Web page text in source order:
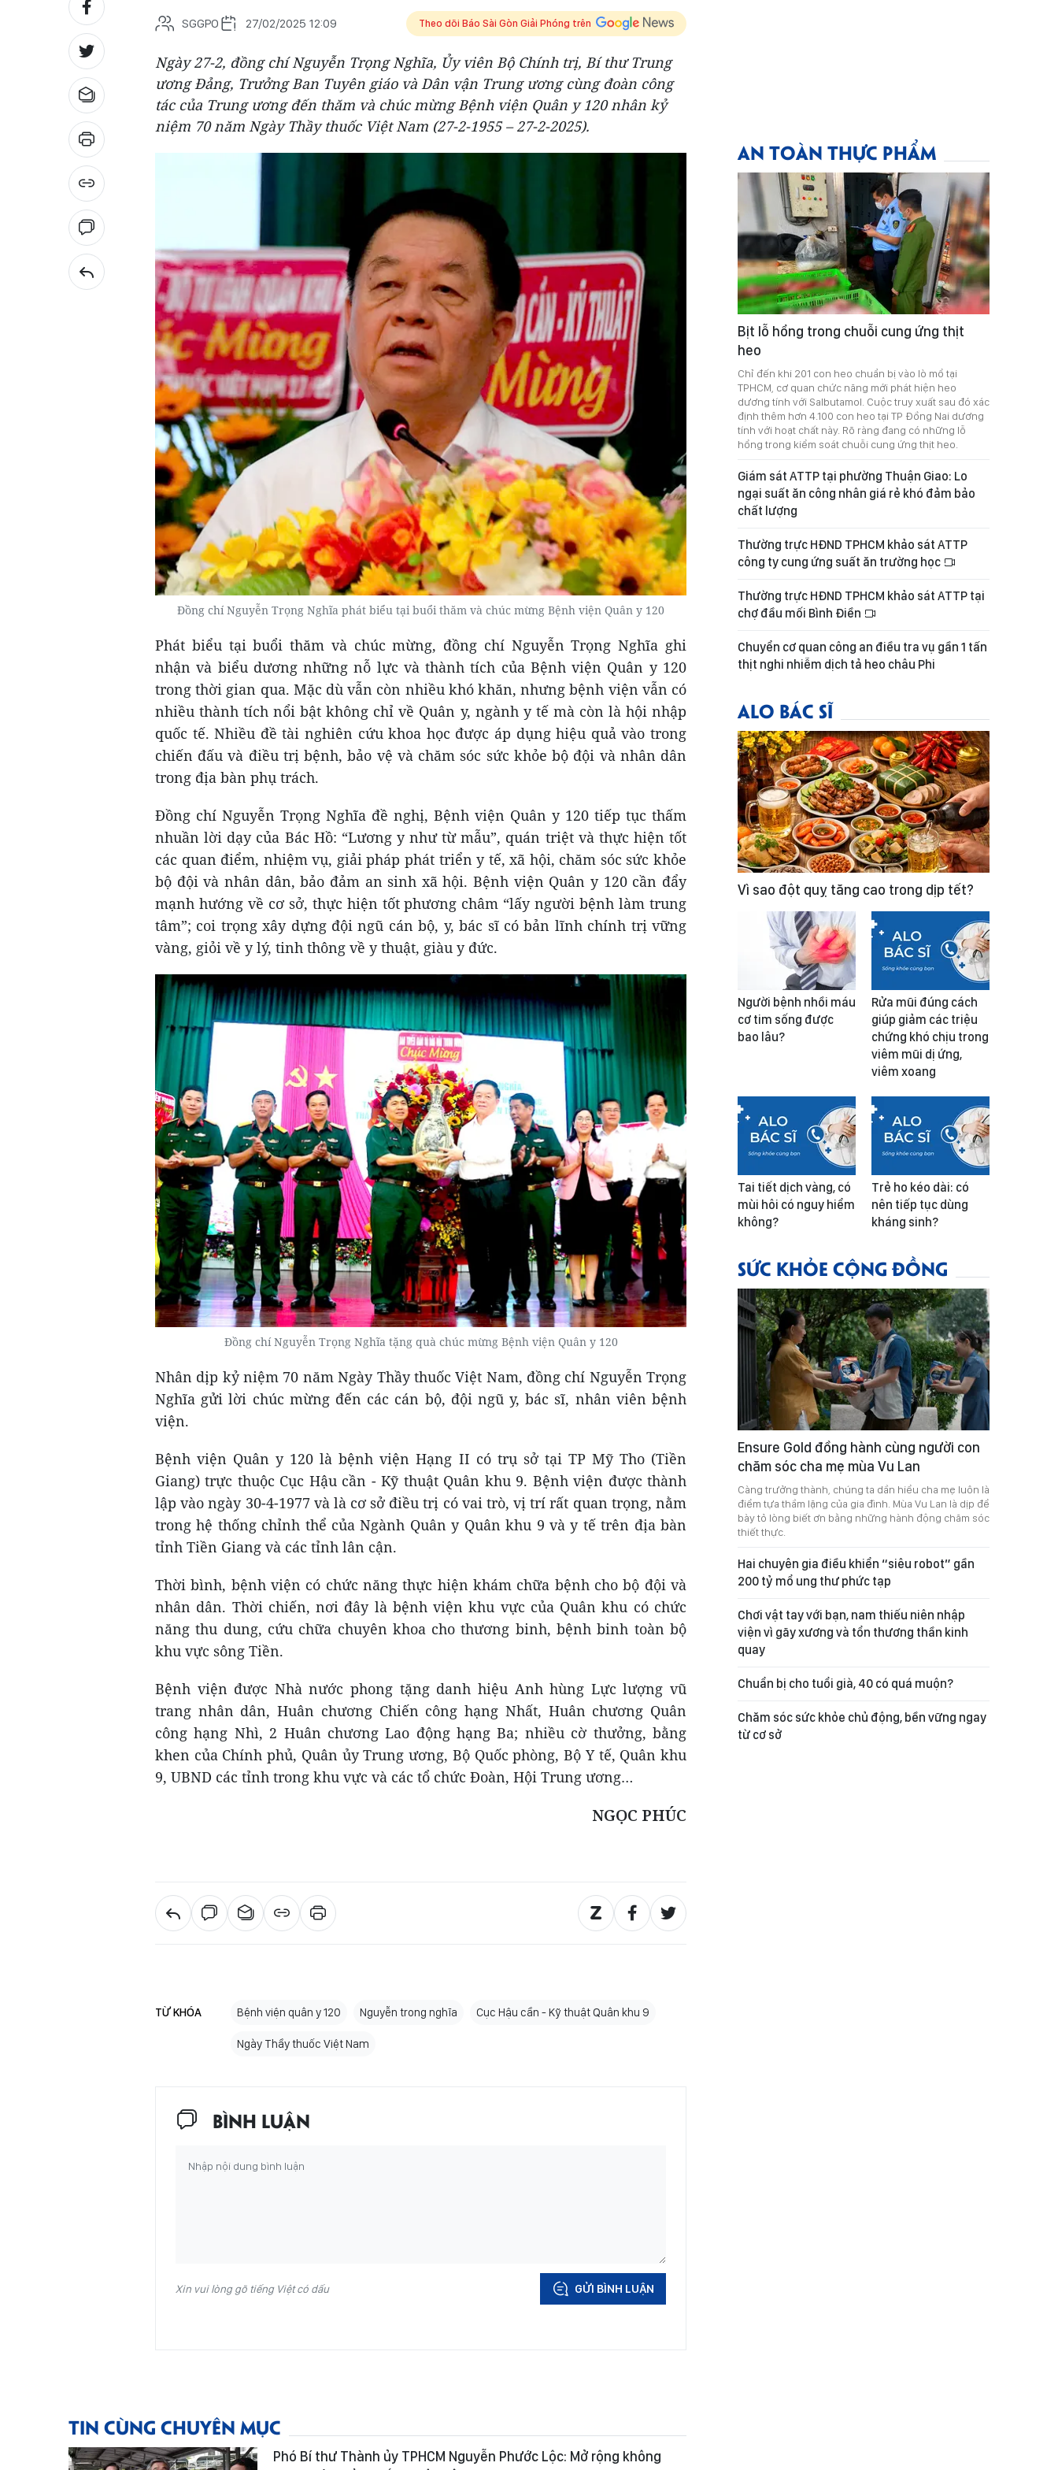
SGGPO 27/02/2025 12:09 Theo dõi Báo Sài Gòn Giải Phóng trên
Ngày 27-2, đồng chí Nguyễn Trọng Nghĩa, Ủy viên Bộ Chính trị, Bí thư Trung
ương Đảng, Trưởng Ban Tuyên giáo và Dân vận Trung ương cùng đoàn công
tác của Trung ương đến thăm và chúc mừng Bệnh viện Quân y 120 nhân kỷ
niệm 70 năm Ngày Thầy thuốc Việt Nam (27-2-1955 – 27-2-2025).
Đồng chí Nguyễn Trọng Nghĩa phát biểu tại buổi thăm và chúc mừng Bệnh viện Quân y 120
Phát biểu tại buổi thăm và chúc mừng, đồng chí Nguyễn Trọng Nghĩa ghi
nhận và biểu dương những nỗ lực và thành tích của Bệnh viện Quân y 120
trong thời gian qua. Mặc dù vẫn còn nhiều khó khăn, nhưng bệnh viện vẫn có
nhiều thành tích nổi bật không chỉ về Quân y, ngành y tế mà còn là hội nhập
quốc tế. Nhiều đề tài nghiên cứu khoa học được áp dụng hiệu quả vào trong
chiến đấu và điều trị bệnh, bảo vệ và chăm sóc sức khỏe bộ đội và nhân dân
trong địa bàn phụ trách.
Đồng chí Nguyễn Trọng Nghĩa đề nghị, Bệnh viện Quân y 120 tiếp tục thấm
nhuần lời dạy của Bác Hồ: “Lương y như từ mẫu”, quán triệt và thực hiện tốt
các quan điểm, nhiệm vụ, giải pháp phát triển y tế, xã hội, chăm sóc sức khỏe
bộ đội và nhân dân, bảo đảm an sinh xã hội. Bệnh viện Quân y 120 cần đẩy
mạnh hướng về cơ sở, thực hiện tốt phương châm “lấy người bệnh làm trung
tâm”; coi trọng xây dựng đội ngũ cán bộ, y, bác sĩ có bản lĩnh chính trị vững
vàng, giỏi về y lý, tinh thông về y thuật, giàu y đức.
Đồng chí Nguyễn Trọng Nghĩa tặng quà chúc mừng Bệnh viện Quân y 120
Nhân dịp kỷ niệm 70 năm Ngày Thầy thuốc Việt Nam, đồng chí Nguyễn Trọng
Nghĩa gửi lời chúc mừng đến các cán bộ, đội ngũ y, bác sĩ, nhân viên bệnh
viện.
Bệnh viện Quân y 120 là bệnh viện Hạng II có trụ sở tại TP Mỹ Tho (Tiền
Giang) trực thuộc Cục Hậu cần - Kỹ thuật Quân khu 9. Bệnh viện được thành
lập vào ngày 30-4-1977 và là cơ sở điều trị có vai trò, vị trí rất quan trọng, nằm
trong hệ thống chỉnh thể của Ngành Quân y Quân khu 9 và y tế trên địa bàn
tỉnh Tiền Giang và các tỉnh lân cận.
Thời bình, bệnh viện có chức năng thực hiện khám chữa bệnh cho bộ đội và
nhân dân. Thời chiến, nơi đây là bệnh viện khu vực của Quân khu có chức
năng thu dung, cứu chữa chuyên khoa cho thương binh, bệnh binh toàn bộ
khu vực sông Tiền.
Bệnh viện được Nhà nước phong tặng danh hiệu Anh hùng Lực lượng vũ
trang nhân dân, Huân chương Chiến công hạng Nhất, Huân chương Quân
công hạng Nhì, 2 Huân chương Lao động hạng Ba; nhiều cờ thưởng, bằng
khen của Chính phủ, Quân ủy Trung ương, Bộ Quốc phòng, Bộ Y tế, Quân khu
9, UBND các tỉnh trong khu vực và các tổ chức Đoàn, Hội Trung ương…
NGỌC PHÚC
TỪ KHÓA Bệnh viện quân y 120 Nguyễn trong nghĩa Cục Hậu cần - Kỹ thuật Quân khu 9
Ngày Thầy thuốc Việt Nam
BÌNH LUẬN
Xin vui lòng gõ tiếng Việt có dấu GỬI BÌNH LUẬN
TIN CÙNG CHUYÊN MỤC
Phó Bí thư Thành ủy TPHCM Nguyễn Phước Lộc: Mở rộng không
AN TOÀN THỰC PHẨM
Bịt lỗ hổng trong chuỗi cung ứng thịt
heo
Chỉ đến khi 201 con heo chuẩn bị vào lò mổ tại
TPHCM, cơ quan chức năng mới phát hiện heo
dương tính với Salbutamol. Cuộc truy xuất sau đó xác
định thêm hơn 4.100 con heo tại TP Đồng Nai dương
tính với hoạt chất này. Rõ ràng đang có những lỗ
hổng trong kiểm soát chuỗi cung ứng thịt heo.
Giám sát ATTP tại phường Thuận Giao: Lo
ngại suất ăn công nhân giá rẻ khó đảm bảo
chất lượng
Thường trực HĐND TPHCM khảo sát ATTP
công ty cung ứng suất ăn trường học
Thường trực HĐND TPHCM khảo sát ATTP tại
chợ đầu mối Bình Điền
Chuyển cơ quan công an điều tra vụ gần 1 tấn
thịt nghi nhiễm dịch tả heo châu Phi
ALO BÁC SĨ
Vì sao đột quỵ tăng cao trong dịp tết?
Người bệnh nhồi máu
cơ tim sống được
bao lâu?
Rửa mũi đúng cách
giúp giảm các triệu
chứng khó chịu trong
viêm mũi dị ứng,
viêm xoang
Tai tiết dịch vàng, có
mùi hôi có nguy hiểm
không?
Trẻ ho kéo dài: có
nên tiếp tục dùng
kháng sinh?
SỨC KHỎE CỘNG ĐỒNG
Ensure Gold đồng hành cùng người con
chăm sóc cha mẹ mùa Vu Lan
Càng trưởng thành, chúng ta dần hiểu cha mẹ luôn là
điểm tựa thầm lặng của gia đình. Mùa Vu Lan là dịp để
bày tỏ lòng biết ơn bằng những hành động chăm sóc
thiết thực.
Hai chuyên gia điều khiển “siêu robot” gần
200 tỷ mổ ung thư phức tạp
Chơi vật tay với bạn, nam thiếu niên nhập
viện vì gãy xương và tổn thương thần kinh
quay
Chuẩn bị cho tuổi già, 40 có quá muộn?
Chăm sóc sức khỏe chủ động, bền vững ngay
từ cơ sở